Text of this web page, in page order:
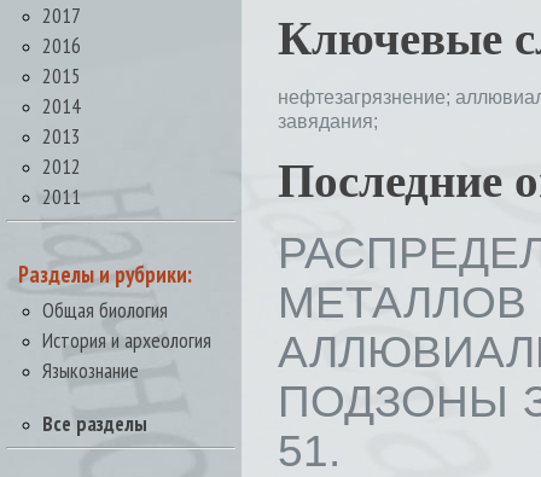
2017
2016
2015
2014
2013
2012
2011
Разделы и рубрики:
Общая биология
История и археология
Языкознание
Все разделы
Ключевые
нефтезагрязнение;
завядания;
Последние
ПОДЗОНЫ
51.